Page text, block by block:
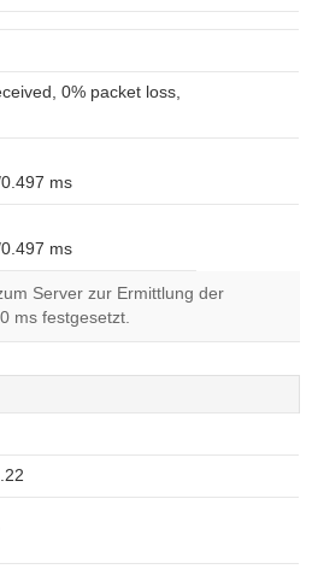
0% packet loss,
ms
ms
Server zur Ermittlung der
ms festgesetzt.